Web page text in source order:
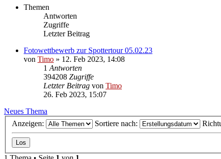
Themen
Antworten
Zugriffe
Letzter Beitrag
Fotowettbewerb zur Spottertour 05.02.23
von Timo » 12. Feb 2023, 14:08
1 Antworten
394208 Zugriffe
Letzter Beitrag von Timo
26. Feb 2023, 15:07
Neues Thema
Anzeigen:
Sortiere nach: